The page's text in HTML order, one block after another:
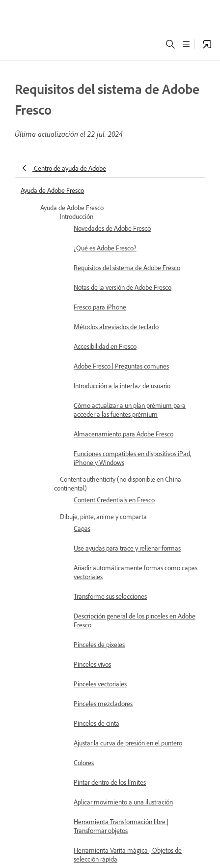
Requisitos del sistema de Adobe
Fresco
Última actualización el22 jul. 2024
Centro de ayuda de Adobe
Ayuda de Adobe Fresco
Ayuda de Adobe Fresco
Introducción
Novedades de Adobe Fresco
¿Qué es Adobe Fresco?
Requisitos del sistema de Adobe Fresco
Notas de la versión de Adobe Fresco
Fresco para iPhone
Métodos abreviados de teclado
Accesibilidad en Fresco
Adobe Fresco | Preguntas comunes
Introducción a la interfaz de usuario
Cómo actualizar a un plan prémium para
acceder a las fuentes prémium
Almacenamiento para Adobe Fresco
Funciones compatibles en dispositivos iPad,
iPhone y Windows
Content authenticity (no disponible en China
continental)
Content Credentials en Fresco
Dibuje, pinte, anime y comparta
Capas
Use ayudas para trace y rellenar formas
Añadir automáticamente formas como capas
vectoriales
Transforme sus selecciones
Descripción general de los pinceles en Adobe
Fresco
Pinceles de píxeles
Pinceles vivos
Pinceles vectoriales
Pinceles mezcladores
Pinceles de cinta
Ajustar la curva de presión en el puntero
Colores
Pintar dentro de los límites
Aplicar movimiento a una ilustración
Herramienta Transformación libre |
Transformar objetos
Herramienta Varita mágica | Objetos de
selección rápida